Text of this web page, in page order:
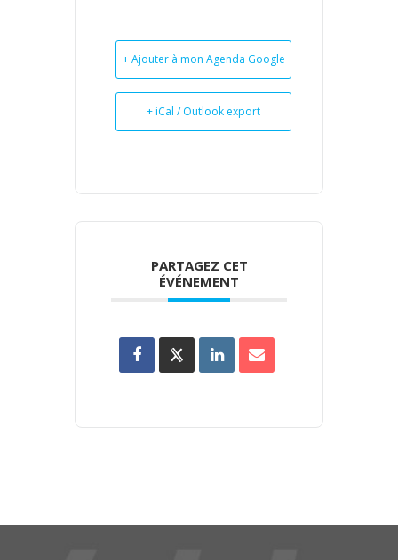
+ Ajouter à mon Agenda Google
+ iCal / Outlook export
PARTAGEZ CET
ÉVÉNEMENT